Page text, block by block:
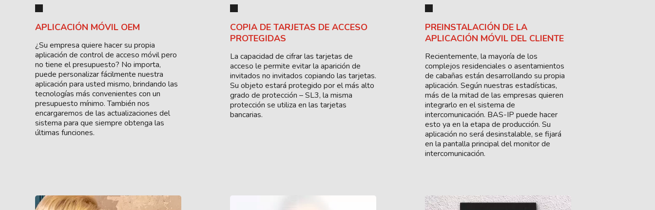
APLICACIÓN MÓVIL OEM
¿Su empresa quiere hacer su propia
aplicación de control de acceso móvil pero
no tiene el presupuesto? No importa,
puede personalizar fácilmente nuestra
aplicación para usted mismo, brindando las
tecnologías más convenientes con un
presupuesto mínimo. También nos
encargaremos de las actualizaciones del
sistema para que siempre obtenga las
últimas funciones.
COPIA DE TARJETAS DE ACCESO
PROTEGIDAS
La capacidad de cifrar las tarjetas de
acceso le permite evitar la aparición de
invitados no invitados copiando las tarjetas.
Su objeto estará protegido por el más alto
grado de protección – SL3, la misma
protección se utiliza en las tarjetas
bancarias.
PREINSTALACIÓN DE LA
APLICACIÓN MÓVIL DEL CLIENTE
Recientemente, la mayoría de los
complejos residenciales o asentamientos
de cabañas están desarrollando su propia
aplicación. Según nuestras estadísticas,
más de la mitad de las empresas quieren
integrarlo en el sistema de
intercomunicación. BAS-IP puede hacer
esto ya en la etapa de producción. Su
aplicación no será desinstalable, se fijará
en la pantalla principal del monitor de
intercomunicación.